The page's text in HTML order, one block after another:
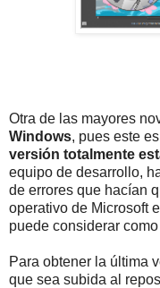
Otra de las mayores
Windows, pues este
versión totalmente
equipo de desarrollo,
de errores que hacían
operativo de Microsoft
puede considerar
Para obtener la última
que sea subida al